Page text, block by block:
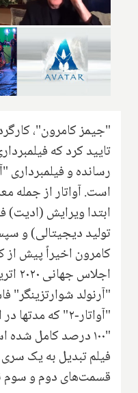
"جیمز کامرون"،
است. آواتار از جمله
ابتدا ویرایش (ادیت)
تولید دیجیتالی) و
کامرون اخیراً پیش
"آرنولد شوارتزینگر"
"آواتار-۲" که
"۱۰۰ درصد کامل
فیلم تبدیل به یک
قسمت‌های دوم و سوم